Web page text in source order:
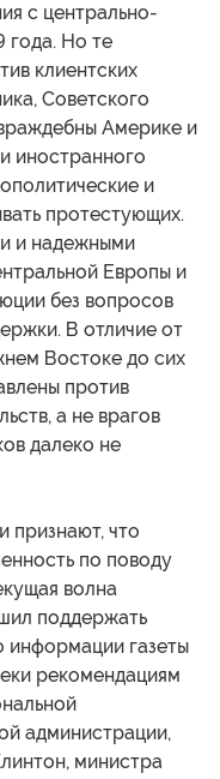
с центрально-
года. Но те
клиентских
Советского
Америке и
иностранного
и
протестующих.
и надежными
Европы и
без вопросов
В отличие от
Востоке до сих
против
а не врагов
далеко не
признают, что
по поводу
волна
поддержать
информации газеты
рекомендациям
администрации,
министра